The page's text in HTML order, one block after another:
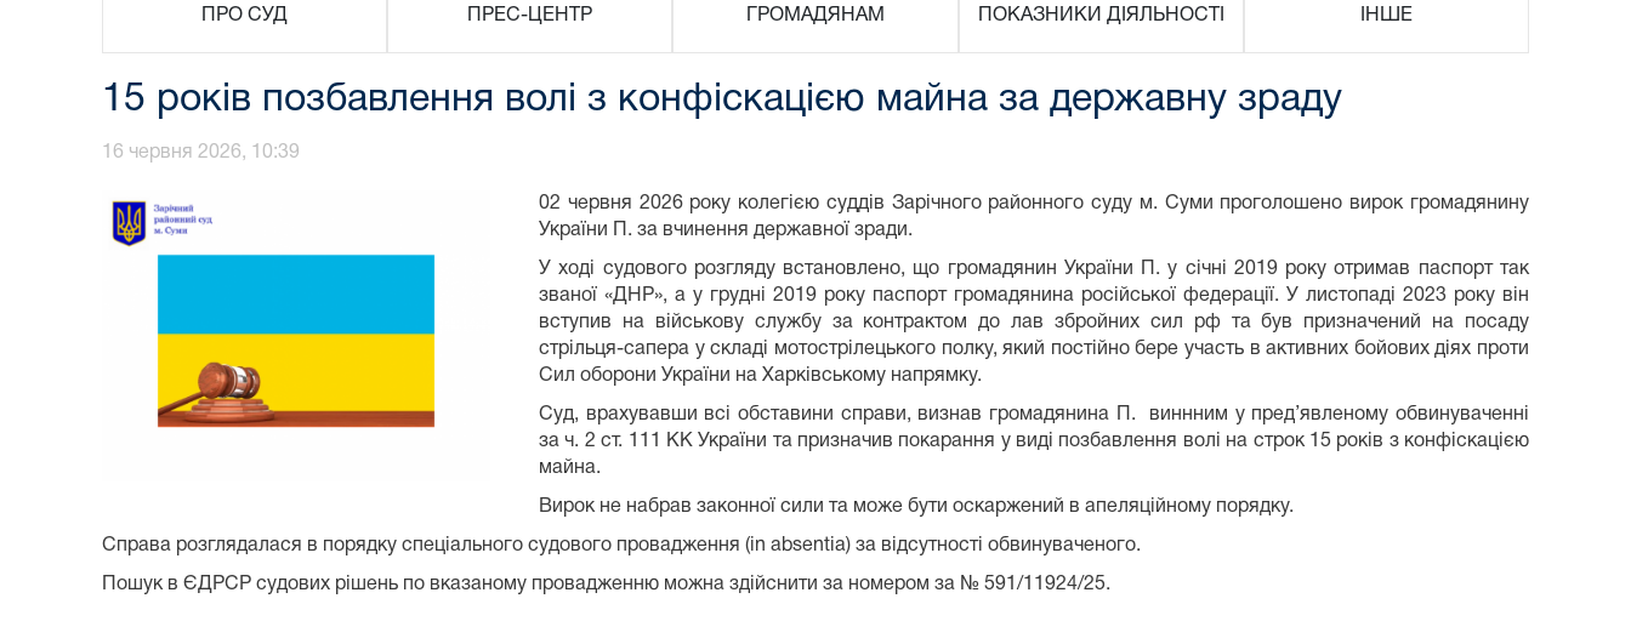
ПРО СУД ПРЕС-ЦЕНТР ГРОМАДЯНАМ ПОКАЗНИКИ ДІЯЛЬНОСТІ ІНШЕ
15 років позбавлення волі з конфіскацією майна за державну зраду
16 червня 2026, 10:39
02 червня 2026 року колегією суддів Зарічного районного суду м. Суми проголошено вирок громадянину
України П. за вчинення державної зради.
У ході судового розгляду встановлено, що громадянин України П. у січні 2019 року отримав паспорт так
званої «ДНР», а у грудні 2019 року паспорт громадянина російської федерації. У листопаді 2023 року він
вступив на військову службу за контрактом до лав збройних сил рф та був призначений на посаду
стрільця-сапера у складі мотострілецького полку, який постійно бере участь в активних бойових діях проти
Сил оборони України на Харківському напрямку.
Суд, врахувавши всі обставини справи, визнав громадянина П. виннним у пред’явленому обвинуваченні
за ч. 2 ст. 111 КК України та призначив покарання у виді позбавлення волі на строк 15 років з конфіскацією
майна.
Вирок не набрав законної сили та може бути оскаржений в апеляційному порядку.
Справа розглядалася в порядку спеціального судового провадження (in absentia) за відсутності обвинуваченого.
Пошук в ЄДРСР судових рішень по вказаному провадженню можна здійснити за номером за № 591/11924/25.